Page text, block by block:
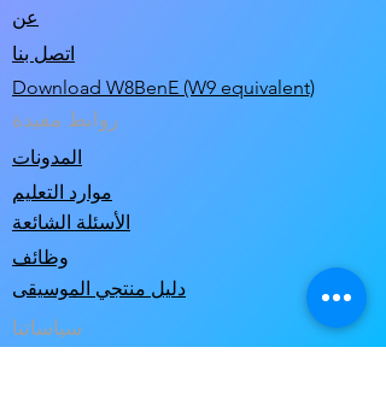
عن
اتصل بنا
روابط مفيدة
المدونات
موارد التعليم
الأسئلة الشائعة
وظائف
دليل منتجي الموسيقى
سياساتنا
Download W8BenE (W9 equivalent)